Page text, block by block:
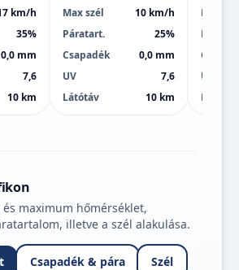
km/h
35%
0,0 mm
7,6
10 km
Max szél
10 km/h
Páratart.
25%
Csapadék
0,0 mm
UV
7,6
Látótáv
10 km
Max
UV
Látótáv
maximum hőmérséklet,
illetve a szél alakulása.
Csapadék & pára Szél